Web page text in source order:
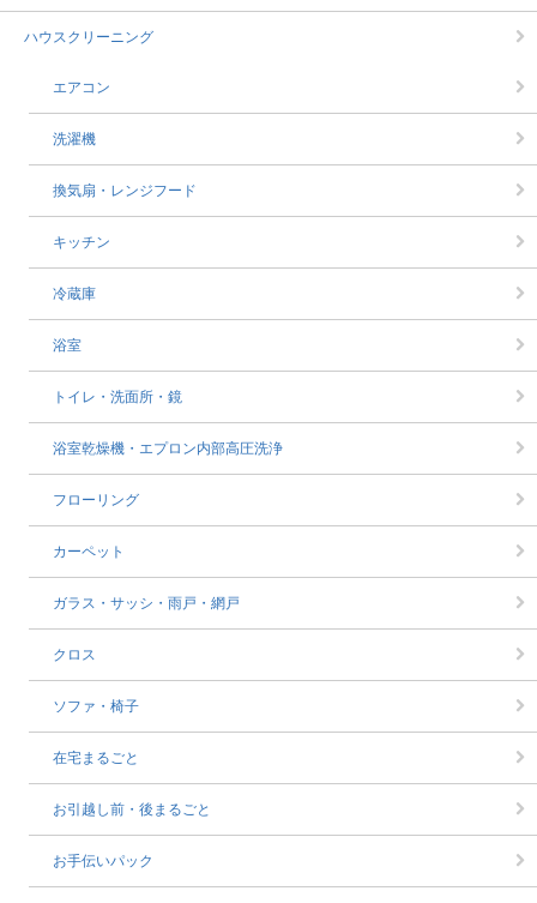
ハウスクリーニング
エアコン
洗濯機
換気扇・レンジフード
キッチン
冷蔵庫
浴室
トイレ・洗面所・鏡
浴室乾燥機・エプロン内部高圧洗浄
フローリング
カーペット
ガラス・サッシ・雨戸・網戸
クロス
ソファ・椅子
在宅まるごと
お引越し前・後まるごと
お手伝いパック